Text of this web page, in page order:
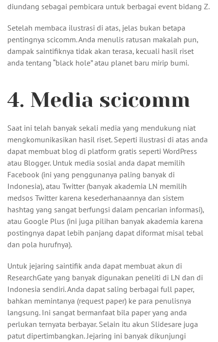
diundang sebagai pembicara untuk berbagai event bidang Z.
Setelah membaca ilustrasi di atas, jelas bukan betapa
pentingnya scicomm. Anda menulis ratusan makalah pun,
dampak saintifiknya tidak akan terasa, kecuali hasil riset
anda tentang “black hole” atau planet baru mirip bumi.
4. Media scicomm
Saat ini telah banyak sekali media yang mendukung niat
mengkomunikasikan hasil riset. Seperti ilustrasi di atas anda
dapat membuat blog di platform gratis seperti WordPress
atau Blogger. Untuk media sosial anda dapat memilih
Facebook (ini yang penggunanya paling banyak di
Indonesia), atau Twitter (banyak akademia LN memilih
medsos Twitter karena kesederhanaannya dan sistem
hashtag yang sangat berfungsi dalam pencarian informasi),
atau Google Plus (ini juga pilihan banyak akademia karena
postingnya dapat lebih panjang dapat diformat misal tebal
dan pola hurufnya).
Untuk jejaring saintifik anda dapat membuat akun di
ResearchGate yang banyak digunakan peneliti di LN dan di
Indonesia sendiri. Anda dapat saling berbagai full paper,
bahkan memintanya (request paper) ke para penulisnya
langsung. Ini sangat bermanfaat bila paper yang anda
perlukan ternyata berbayar. Selain itu akun Slidesare juga
patut dipertimbangkan. Jejaring ini banyak dikunjungi